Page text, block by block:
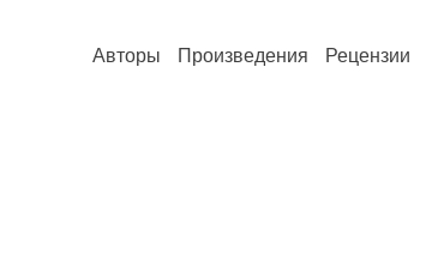
Авторы Произведения Рецензии